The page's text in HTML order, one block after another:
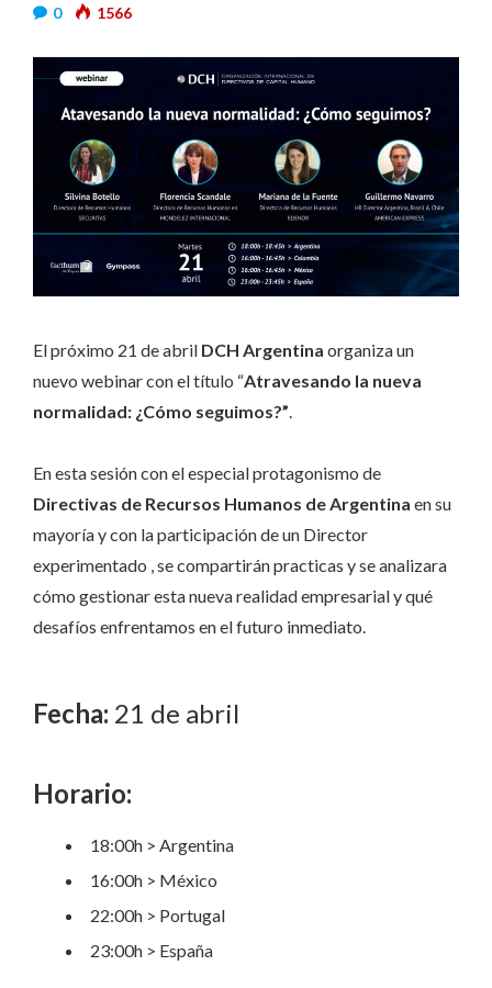
0 1566
El próximo 21 de abril DCH Argentina organiza un
nuevo webinar con el título “Atravesando la nueva
normalidad: ¿Cómo seguimos?”.
En esta sesión con el especial protagonismo de
Directivas de Recursos Humanos de Argentina en su
mayoría y con la participación de un Director
experimentado , se compartirán practicas y se analizara
cómo gestionar esta nueva realidad empresarial y qué
desafíos enfrentamos en el futuro inmediato.
Fecha: 21 de abril
Horario:
18:00h > Argentina
16:00h > México
22:00h > Portugal
23:00h > España